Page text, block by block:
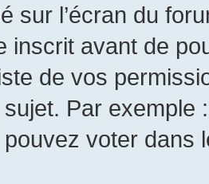
sur l’écran du
inscrit avant de
de vos
Par exemple
voter dans